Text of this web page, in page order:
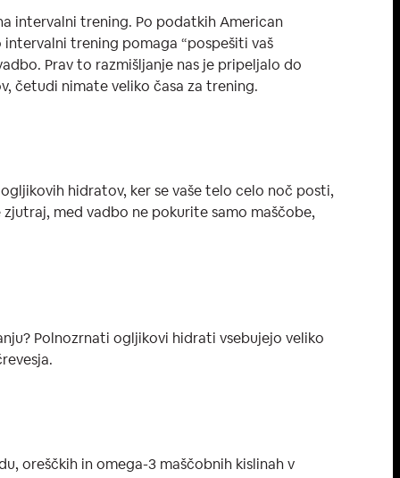
intervalni trening. Po podatkih American
trening pomaga “pospešiti vaš
Prav to razmišljanje nas je pripeljalo do
četudi nimate veliko časa za trening.
hidratov, ker se vaše telo celo noč posti,
med vadbo ne pokurite samo maščobe,
Polnozrnati ogljikovi hidrati vsebujejo veliko
oreščkih in omega-3 maščobnih kislinah v